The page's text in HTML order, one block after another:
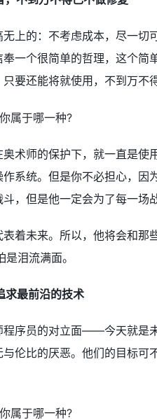
上的：不考虑成本，尽一切
一个很简单的哲理，这个简
要还能将就使用，不到万不
术师的保护下，就一直是使
系统。但是你不必担心，因
，但是他一定会为了每一场
着未来。所以，他将会和那
泪流满面。
求最前沿的技术
程序员的对立面——今天就是
与伦比的厌恶。他们的目标